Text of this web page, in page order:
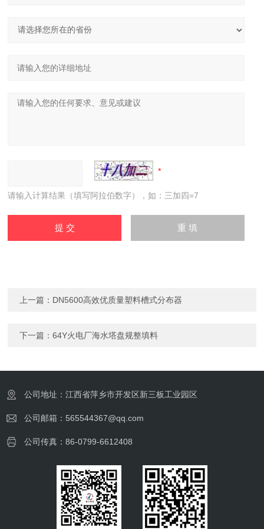
请输入计算结果（填写阿拉伯数字），如：三加四=7
上一篇： DN5600高效优质量塑料槽式分布器
下一篇：64Y火电厂海水塔盘规整填料
公司地址：江西省萍乡市开发区新三板工业园区
公司邮箱：565544367@qq.com
公司传真：86-0799-6612408